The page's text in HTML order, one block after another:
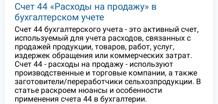
Счет 44 «Расходы на продажу» в
бухгалтерском учете
Счет 44 бухгалтерского учета - это активный счет,
используемый для учета расходов, связанных с
продажей продукции, товаров, работ, услуг,
издержек обращения или коммерческих затрат.
Счет 44 - расходы на продажу - используют
производственные и торговые компании, а также
заготовители/переработчики сельхозпродукции. В
статье раскроем нюансы и особенности
применения счета 44 в бухгалтерии.